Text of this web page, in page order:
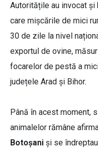
Autoritățile au invocat și
care mișcările de mici
30 de zile la nivel
exportul de ovine,
focarelor de pestă a
județele Arad și Bihor.
Până în acest moment,
animalelor rămâne
Botoșani și se